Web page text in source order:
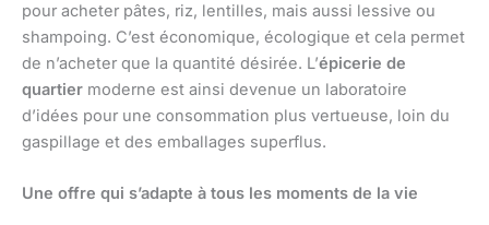
pour acheter pâtes, riz, lentilles, mais aussi lessive ou
shampoing. C’est économique, écologique et cela permet
de n’acheter que la quantité désirée. L’épicerie de
quartier moderne est ainsi devenue un laboratoire
d’idées pour une consommation plus vertueuse, loin du
gaspillage et des emballages superflus.
Une offre qui s’adapte à tous les moments de la vie